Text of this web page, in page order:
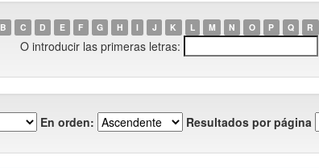
B C D E F G H I J K L M N O P Q R
O introducir las primeras letras:
En orden: Resultados por página